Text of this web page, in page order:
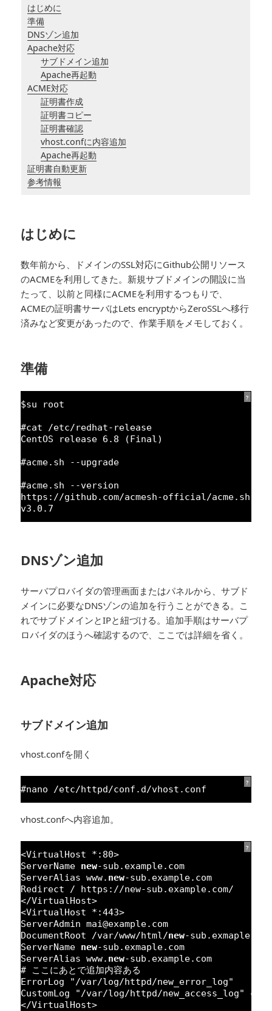
はじめに
準備
DNSゾン追加
Apache対応
サブドメイン追加
Apache再起動
ACME対応
証明書作成
証明書コピー
証明書確認
vhost.confに内容追加
Apache再起動
証明書自動更新
参考情報
はじめに
数年前から、ドメインのSSL対応にGithub公開リソース
のACMEを利用してきた。新規サブドメインの開設に当
たって、以前と同様にACMEを利用するつもりで、
ACMEの証明書サーバはLets encryptからZeroSSLへ移行
済みなど変更があったので、作業手順をメモしておく。
準備
?
$su root
#cat /etc/redhat-release
CentOS release 6.8 (Final)
#acme.sh --upgrade
#acme.sh --version
https: //github.com/acmesh-official/acme.sh
v3. 0.7
DNSゾン追加
サーバプロバイダの管理画面またはパネルから、サブド
メインに必要なDNSゾンの追加を行うことができる。こ
れでサブドメインとIPと紐づける。追加手順はサーバプ
ロバイダのほうへ確認するので、ここでは詳細を省く。
Apache対応
サブドメイン追加
vhost.confを開く
?
#nano /etc/httpd/conf.d/vhost.conf
vhost.confへ内容追加。
?
<VirtualHost *: 80>
ServerName new-sub.example.com
ServerAlias www. new-sub.example.com
Redirect / https: //new-sub.example.com/
</VirtualHost>
<VirtualHost *:443>
ServerAdmin mai@example.com
DocumentRoot /var/www/html/new-sub.exmaple.com
ServerName new-sub.exmaple.com
ServerAlias www. new-sub.example.com
# ここにあとで追加内容ある
ErrorLog "/var/log/httpd/new_error_log"
CustomLog "/var/log/httpd/new_access_log"
</VirtualHost>